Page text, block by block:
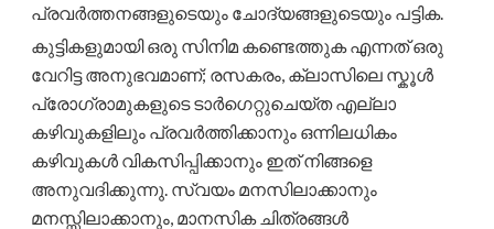
പ്രവർത്തനങ്ങളുടെയും ചോദ്യങ്ങളുടെയും പട്ടിക.
കുട്ടികളുമായി ഒരു സിനിമ കണ്ടെത്തുക എന്നത് ഒരു
വേറിട്ട അനുഭവമാണ്; രസകരം, ക്ലാസിലെ സ്കൂൾ
പ്രോഗ്രാമുകളുടെ ടാർഗെറ്റുചെയ്‌ത എല്ലാ
കഴിവുകളിലും പ്രവർത്തിക്കാനും ഒന്നിലധികം
കഴിവുകൾ വികസിപ്പിക്കാനും ഇത് നിങ്ങളെ
അനുവദിക്കുന്നു. സ്വയം മനസിലാക്കാനും
മനസ്സിലാക്കാനും, മാനസിക ചിത്രങ്ങൾ